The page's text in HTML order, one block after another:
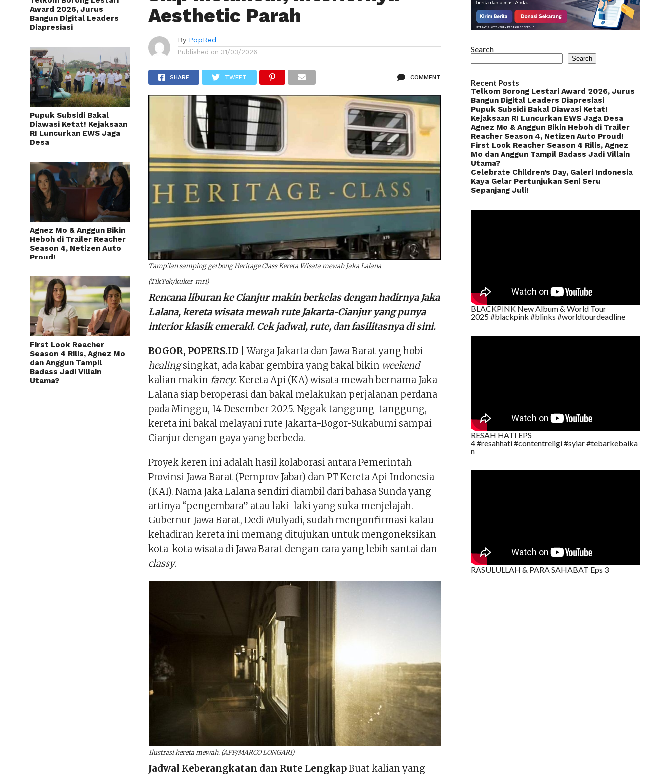
Award 2026, Jurus
Bangun Digital Leaders
Diapresiasi
Pupuk Subsidi Bakal
Diawasi Ketat! Kejaksaan
RI Luncurkan EWS Jaga
Desa
Agnez Mo & Anggun Bikin
Heboh di Trailer Reacher
Season 4, Netizen Auto
Proud!
First Look Reacher
Season 4 Rilis, Agnez Mo
dan Anggun Tampil
Badass Jadi Villain
Utama?
Aesthetic Parah
By PopRed
Published on 31/03/2026
SHARE TWEET COMMENT
Tampilan samping gerbong Heritage Class Kereta Wisata mewah Jaka Lalana
(TikTok/kuker_mri)
Rencana liburan ke Cianjur makin berkelas dengan hadirnya Jaka
Lalana, kereta wisata mewah rute Jakarta-Cianjur yang punya
interior klasik emerald. Cek jadwal, rute, dan fasilitasnya di sini.
BOGOR, POPERS.ID |
Warga Jakarta dan Jawa Barat yang hobi
healingsingkat, ada kabar gembira yang bakal bikin weekend
kalian makinfancy. Kereta Api (KA) wisata mewah bernama Jaka
Lalana siap beroperasi dan bakal melakukan perjalanan perdana
pada Minggu, 14 Desember 2025. Nggak tanggung-tanggung,
kereta ini bakal melayani rute Jakarta-Bogor-Sukabumi sampai
Cianjur dengan gaya yang berbeda.
Proyek keren ini adalah hasil kolaborasi antara Pemerintah
Provinsi Jawa Barat (Pemprov Jabar) dan PT Kereta Api Indonesia
(KAI). Nama Jaka Lalana sendiri diambil dari bahasa Sunda yang
artinya “pengembara” atau laki-laki yang suka menjelajah.
Gubernur Jawa Barat, Dedi Mulyadi, sudah mengonfirmasi kalau
kehadiran kereta ini memang ditujukan untuk mengoneksikan
kota-kota wisata di Jawa Barat dengan cara yang lebih santai dan
classy.
Ilustrasi kereta mewah. (AFP/MARCO LONGARI)
Jadwal Keberangkatan dan Rute LengkapBuat kalian yang
Search
Search
Recent Posts
Telkom Borong Lestari Award 2026, Jurus
Bangun Digital Leaders Diapresiasi
Pupuk Subsidi Bakal Diawasi Ketat!
Kejaksaan RI Luncurkan EWS Jaga Desa
Agnez Mo & Anggun Bikin Heboh di Trailer
Reacher Season 4, Netizen Auto Proud!
First Look Reacher Season 4 Rilis, Agnez
Mo dan Anggun Tampil Badass Jadi Villain
Utama?
Celebrate Children’s Day, Galeri Indonesia
Kaya Gelar Pertunjukan Seni Seru
Sepanjang Juli!
BLACKPINK New Album & World Tour
2025 #blackpink #blinks #worldtourdeadline
RESAH HATI EPS
4 #resahhati #contentreligi #syiar #tebarkebaika
n
RASULULLAH & PARA SAHABAT Eps 3